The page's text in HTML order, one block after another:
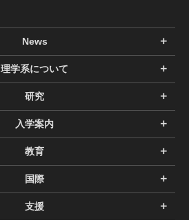
News
理学系について
研究
入学案内
教育
国際
支援